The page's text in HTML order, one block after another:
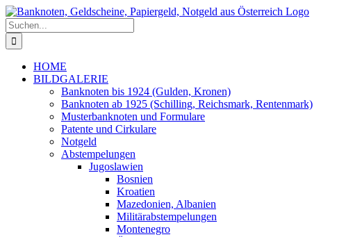
Zum
Inhalt
springen
Suche
nach:
HOME
BILDGALERIE
Banknoten bis 1924 (Gulden, Kronen)
Banknoten ab 1925 (Schilling, Reichsmark, Rentenmark)
Musterbanknoten und Formulare
Patente und Cirkulare
Notgeld
Abstempelungen
Jugoslawien
Bosnien
Kroatien
Mazedonien, Albanien
Militärabstempelungen
Montenegro